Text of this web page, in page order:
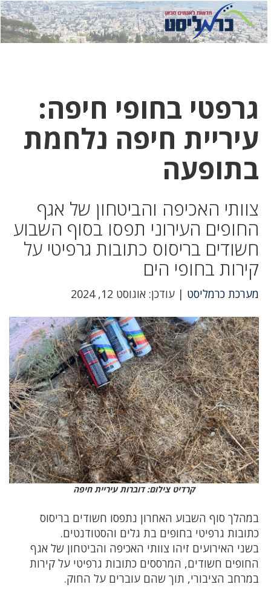
לחץ
כאן
לחץ
כדי
גרפטי בחופי חיפה:
עיריית חיפה נלחמת
בתופעה
צוותי האכיפה והביטחון של אגף
החופים העירוני תפסו בסוף השבוע
חשודים בריסוס כתובות גרפיטי על
קירות בחופי הים
מערכת כרמליסט | עודכן: אוגוסט 12, 2024
קרדיט צילום: דוברות עיריית חיפה
במהלך סוף השבוע האחרון נתפסו חשודים בריסוס
כתובות גרפיטי בחופים בת גלים והסטודנטים.
בשני האירועים זיהו צוותי האכיפה והביטחון של אגף
החופים חשודים, המרססים כתובות גרפיטי על קירות
במרחב הציבורי, תוך שהם עוברים על החוק.